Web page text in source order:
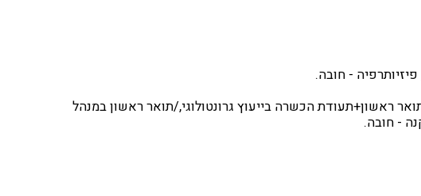
- חובה.
ראשון+תעודת הכשרה בייעוץ גרונטולוגי,/תואר ראשון במנהל